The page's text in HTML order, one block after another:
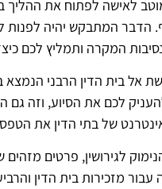
לאישה לפתוח את
הדבר המתבקש יהיה לפנות
המקרה ותמליץ לכם
אל בית הדין הרבני הנמצא
לכם את הסיוע, וזה
של בתי הדין את
לגירושין, פרטים מזהים
שלושה עבור מזכירות בית